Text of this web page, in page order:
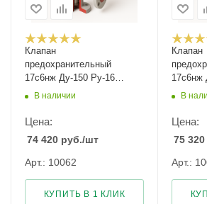
Клапан
предохранительный
17с6нж Ду-150 Ру-16
Рн-0,5...1,5
В наличии
Цена:
74 420 руб./шт
Арт.: 10062
КУПИТЬ В 1 КЛИК
Клапан
17с6нж
Рн-
В
Цена:
75 320
Арт.: